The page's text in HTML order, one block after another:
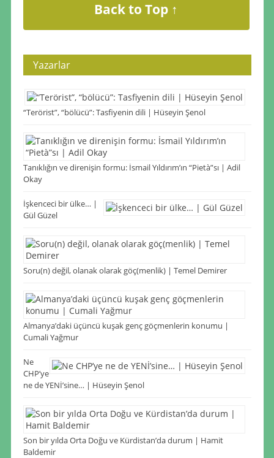
Back to Top ↑
Yazarlar
“Terörist”, “bölücü”: Tasfiyenin dili | Hüseyin Şenol
Tanıklığın ve direnişin formu: İsmail Yıldırım’ın “Pietà”sı | Adil
Okay
İşkenceci bir ülke… |
Gül Güzel
Soru(n) değil, olanak olarak göç(menlik) | Temel Demirer
Almanya’daki üçüncü kuşak genç göçmenlerin konumu |
Cumali Yağmur
Ne
CHP’ye
ne de YENİ’sine… | Hüseyin Şenol
Son bir yılda Orta Doğu ve Kürdistan’da durum | Hamit
Baldemir